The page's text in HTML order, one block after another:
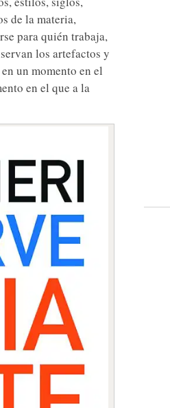
de la materia,
para quién trabaja,
los artefactos y
un momento en el
en el que a la